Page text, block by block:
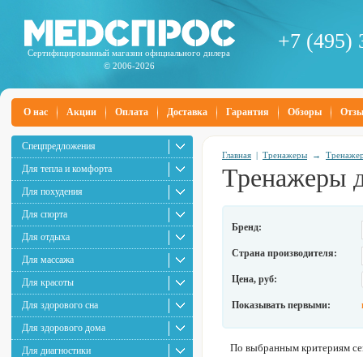
Сертифицированный магазин официального дилера
© 2006-2026
+7 (495)
О нас Акции Оплата Доставка Гарантия Обзоры
Спецпредложения
Для тепла и комфорта
Для похудения
Для спорта
Для отдыха
Для массажа
Для красоты
Для здорового сна
Для здорового дома
Для диагностики
Главная | Тренажеры →
Тренажеры
Бренд:
Страна производителя:
Цена, руб:
Показывать первыми:
По выбранным критериям